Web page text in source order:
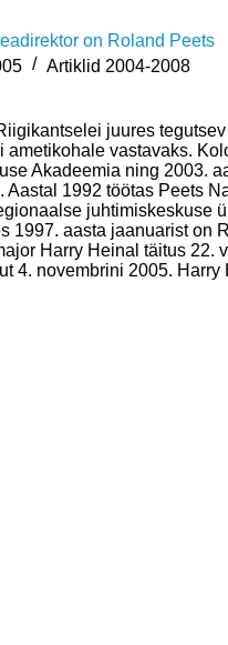
on Roland Peets
Artiklid 2004-2008
juures
ametikohale vastavaks.
Akadeemia ning 2003.
Aastal 1992 töötas Peets
juhtimiskeskuse
1997. aasta jaanuarist on
Harry Heinal täitus 22.
4. novembrini 2005.